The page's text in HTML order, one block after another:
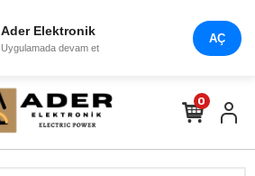
Ader Elektronik
Uygulamada devam et
AÇ
0